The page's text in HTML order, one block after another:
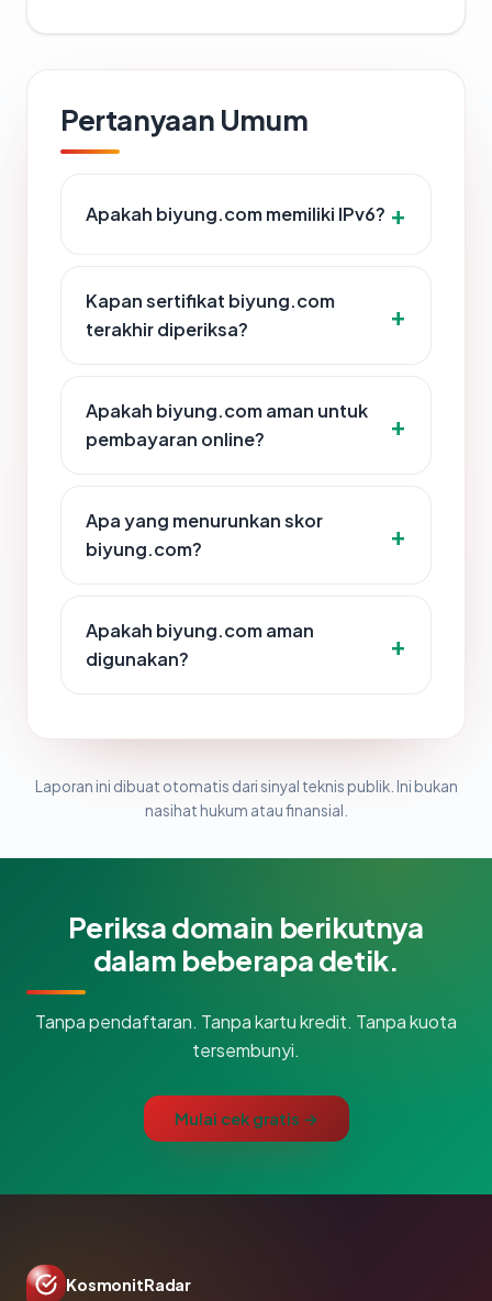
Pertanyaan Umum
Apakah biyung.com memiliki IPv6?
Kapan sertifikat biyung.com
terakhir diperiksa?
Apakah biyung.com aman untuk
pembayaran online?
Apa yang menurunkan skor
biyung.com?
Apakah biyung.com aman
digunakan?
Laporan ini dibuat otomatis dari sinyal teknis publik. Ini bukan
nasihat hukum atau finansial.
Periksa domain berikutnya
dalam beberapa detik.
Tanpa pendaftaran. Tanpa kartu kredit. Tanpa kuota
tersembunyi.
Mulai cek gratis →
KosmonitRadar